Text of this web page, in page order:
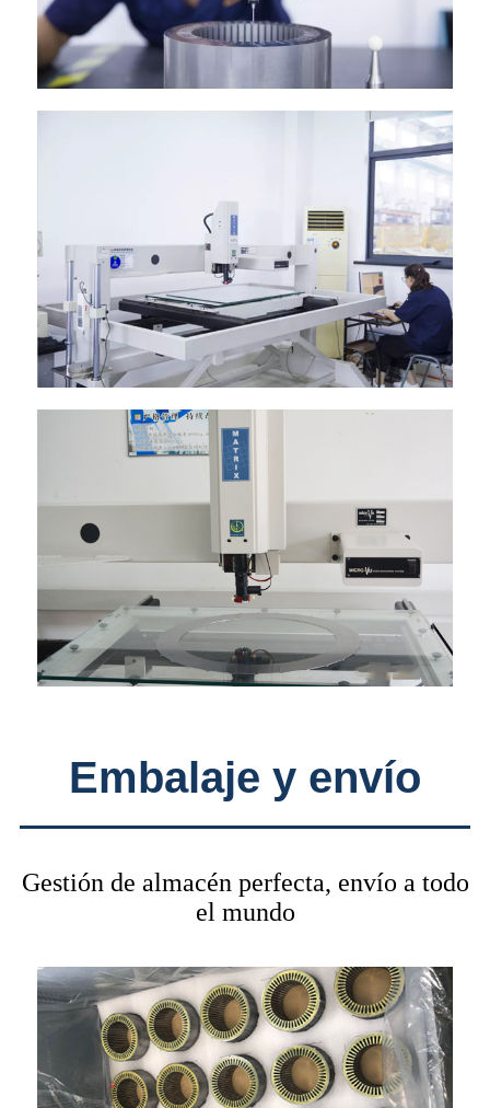
Embalaje y envío
Gestión de almacén perfecta, envío a todo
el mundo